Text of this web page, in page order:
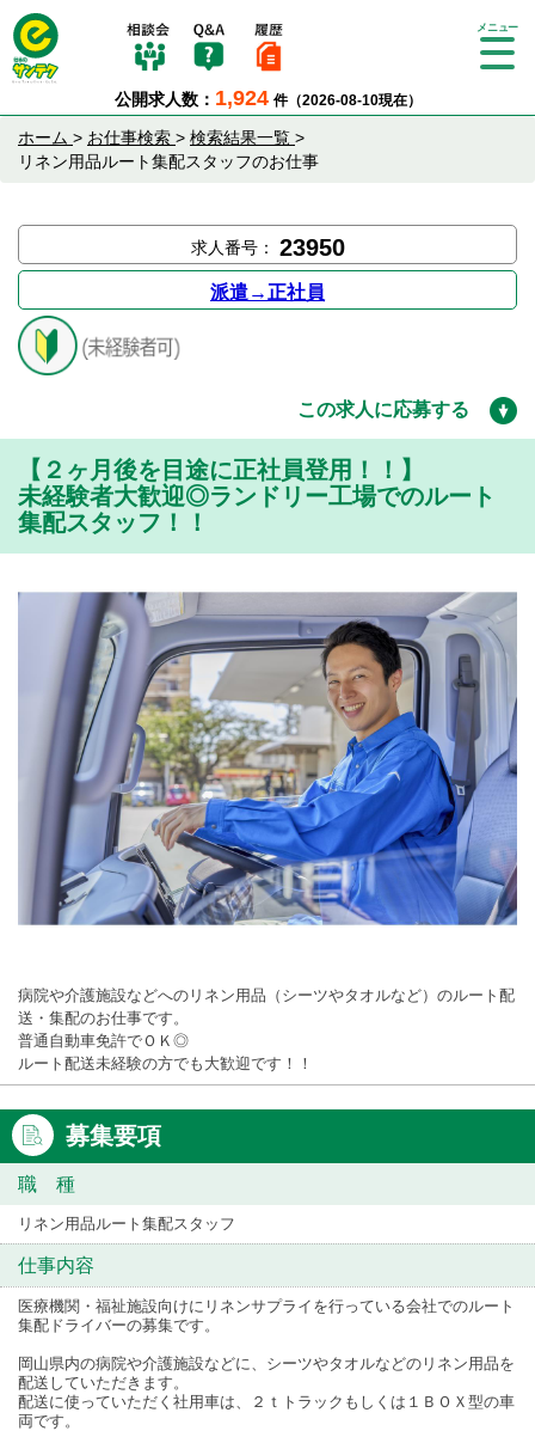
公開求人数： 1,924 件（2026-08-10現在）
Tog
ホーム > お仕事検索 > 検索結果一覧 >
リネン用品ルート集配スタッフのお仕事
求人番号： 23950
派遣→正社員
この求人に応募する
【２ヶ月後を目途に正社員登用！！】
未経験者大歓迎◎ランドリー工場でのルート
集配スタッフ！！
病院や介護施設などへのリネン用品（シーツやタオルなど）のルート配
送・集配のお仕事です。
普通自動車免許でＯＫ◎
ルート配送未経験の方でも大歓迎です！！
募集要項
職 種
リネン用品ルート集配スタッフ
仕事内容
医療機関・福祉施設向けにリネンサプライを行っている会社でのルート
集配ドライバーの募集です。
岡山県内の病院や介護施設などに、シーツやタオルなどのリネン用品を
配送していただきます。
配送に使っていただく社用車は、２ｔトラックもしくは１ＢＯＸ型の車
両です。